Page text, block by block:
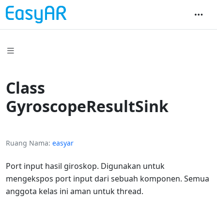
Class
GyroscopeResultSink
Ruang Nama easyar
Port input hasil giroskop. Digunakan untuk
mengekspos port input dari sebuah komponen. Semua
anggota kelas ini aman untuk thread.